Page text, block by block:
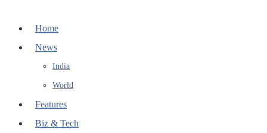
Home
News
India
World
Features
Biz & Tech